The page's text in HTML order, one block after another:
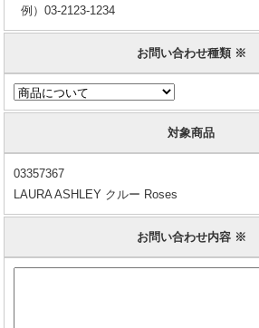
例）03-2123-1234
お問い合わせ種類 ※
対象商品
03357367
LAURA ASHLEY クルー Roses
お問い合わせ内容 ※